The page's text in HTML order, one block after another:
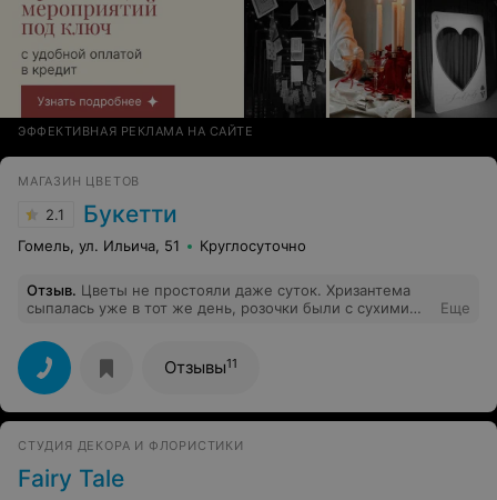
ЭФФЕКТИВНАЯ РЕКЛАМА НА САЙТЕ
МАГАЗИН ЦВЕТОВ
2.1 Букетти
Гомель, ул. Ильича, 51 Круглосуточно
Отзыв. Цветы не простояли даже суток. Хризантема
сыпалась уже в тот же день, розочки были с сухими
можно доставлять такие уставшие цветы да еще и за
немалые деньги???
Еще
Отзывы11
СТУДИЯ ДЕКОРА И ФЛОРИСТИКИ
Fairy Tale